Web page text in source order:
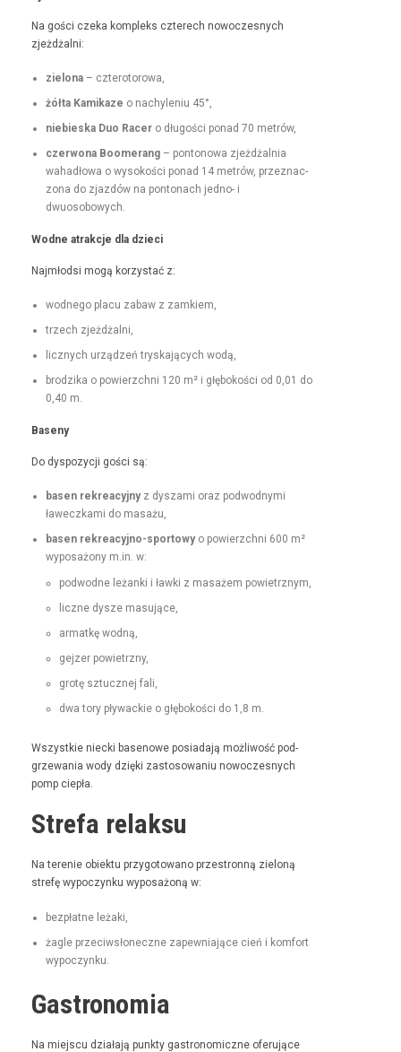
Na goś­ci czeka kom­pleks czterech nowoczes­nych
zjeżdżalni:
zielona– czterotorowa,
żół­ta Kamikaze o nachyle­niu 45°,
niebies­ka Duo Rac­ero dłu­goś­ci pon­ad 70 metrów,
czer­wona Boomerang– pontonowa zjeżdżal­nia
wahadłowa o wysokoś­ci pon­ad 14 metrów, przez­nac­
zona do zjazdów na pon­tonach jed­no- i
dwuosobowych.
Wodne atrakc­je dla dzieci
Najmłod­si mogą korzys­tać z:
wod­nego placu zabaw z zamkiem,
trzech zjeżdżal­ni,
licznych urządzeń tryska­ją­cych wodą,
brodzi­ka o powierzch­ni 120 m² i głębokoś­ci od 0,01 do
0,40 m.
Base­ny
Do dys­pozy­cji goś­ci są:
basen rekrea­cyjnyz dysza­mi oraz pod­wod­ny­mi
ławeczka­mi do masażu,
basen rekrea­cyjno-sportowyo powierzch­ni 600 m²
wyposażony m.in. w:
pod­wodne leżan­ki i ław­ki z masażem powietrznym,
liczne dysze masujące,
armatkę wod­ną,
gejz­er powietrzny,
grotę sztucznej fali,
dwa tory pływack­ie o głębokoś­ci do 1,8 m.
Wszys­tkie niec­ki basenowe posi­ada­ją możli­wość pod­
grze­wa­nia wody dzię­ki zas­tosowa­niu nowoczes­nych
pomp ciepła.
Strefa relaksu
Na tere­nie obiek­tu przy­go­towano prze­stron­ną zieloną
stre­fę wypoczynku wyposażoną w:
bezpłatne leża­ki,
żagle prze­ci­wsłoneczne zapew­ni­a­jące cień i kom­fort
wypoczynku.
Gastronomia
Na miejs­cu dzi­ała­ją punk­ty gas­tro­nom­iczne ofer­u­jące